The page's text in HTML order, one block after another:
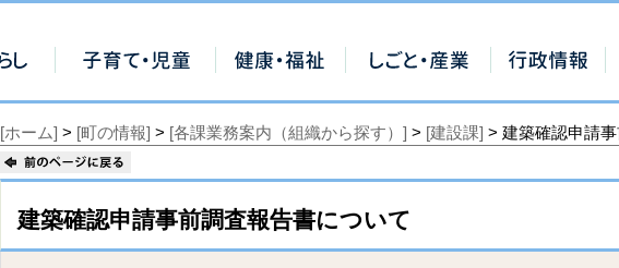
[ホーム] > [町の情報] > [各課業務案内（組織から探す）] > [建設課] > 建築確認申請
建築確認申請事前調査報告書について